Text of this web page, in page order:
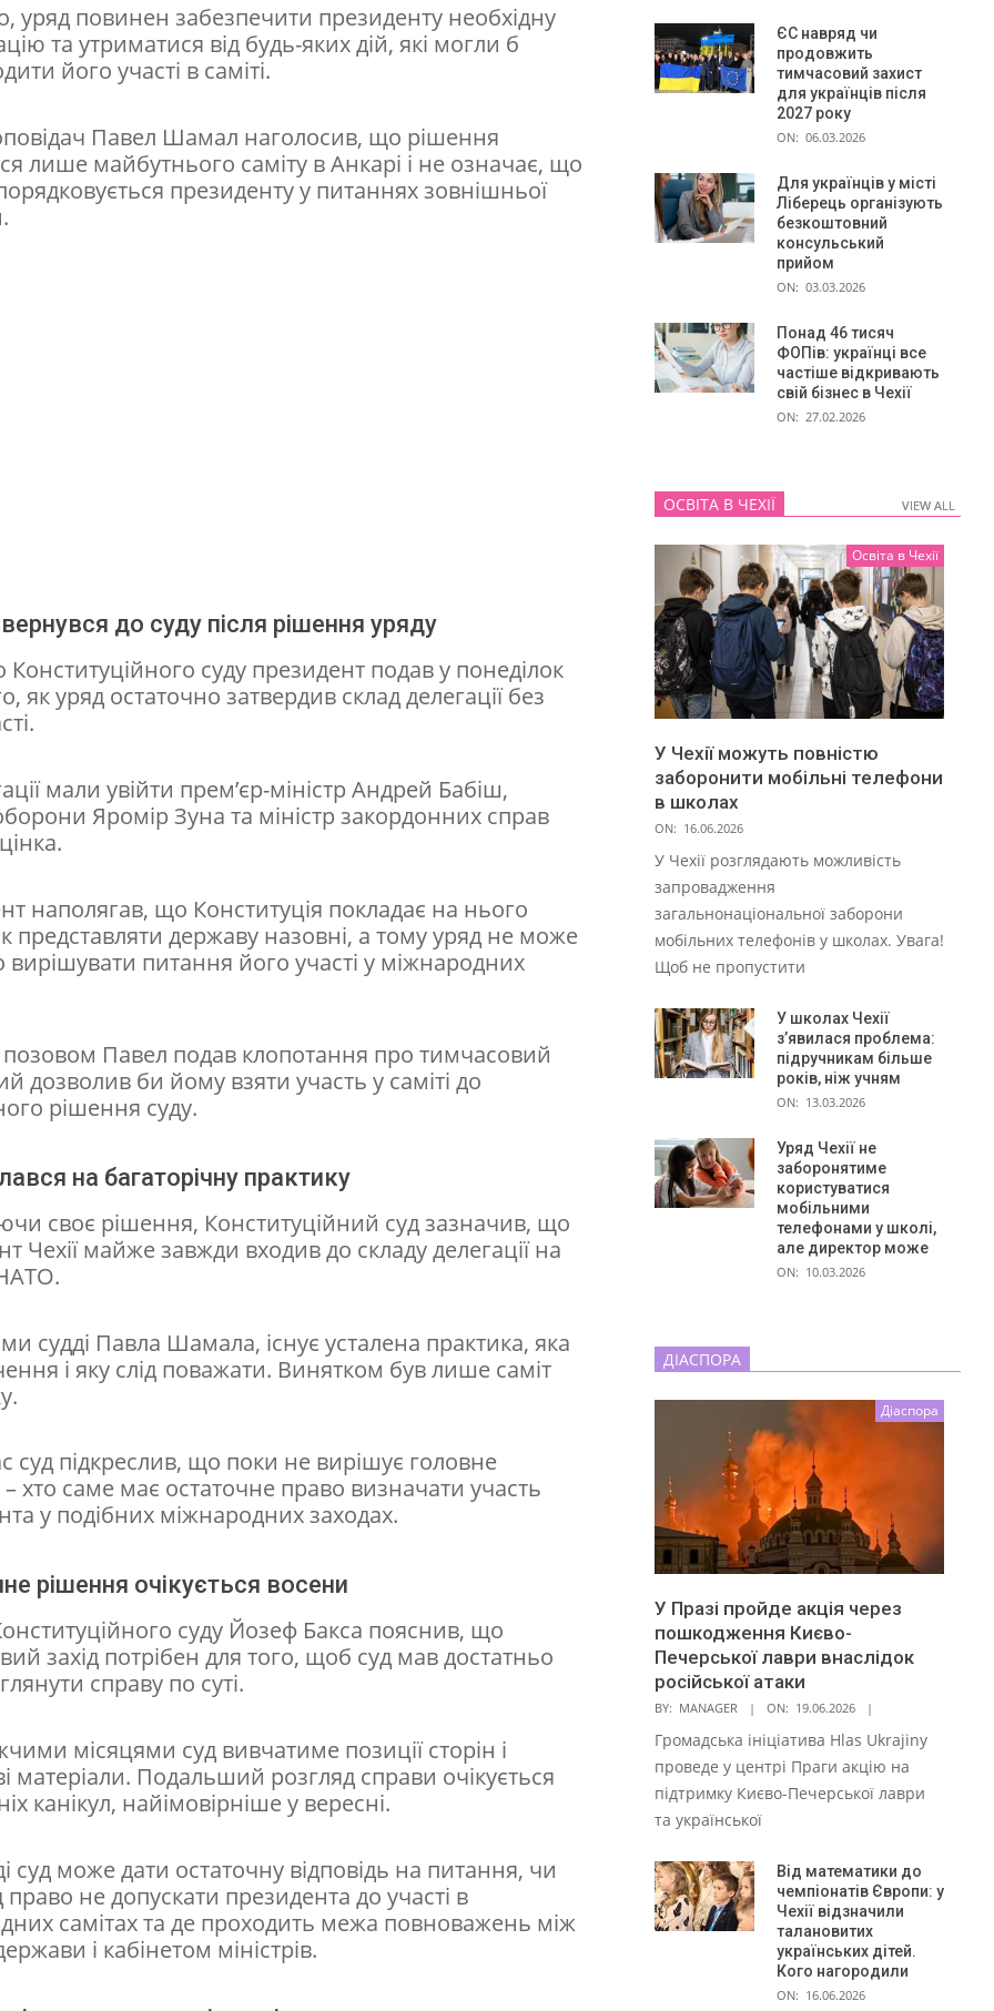
уряд повинен забезпечити президенту необхідну
та утриматися від будь-яких дій, які могли б
його участі в саміті.
Павел Шамал наголосив, що рішення
лише майбутнього саміту в Анкарі і не означає, що
президенту у питаннях зовнішньої
до суду після рішення уряду
Конституційного суду президент подав у понеділок
як уряд остаточно затвердив склад делегації без
мали увійти прем’єр-міністр Андрей Бабіш,
Яромір Зуна та міністр закордонних справ
наполягав, що Конституція покладає на нього
представляти державу назовні, а тому уряд не може
вирішувати питання його участі у міжнародних
позовом Павел подав клопотання про тимчасовий
дозволив би йому взяти участь у саміті до
рішення суду.
на багаторічну практику
своє рішення, Конституційний суд зазначив, що
Чехії майже завжди входив до складу делегації на
судді Павла Шамала, існує усталена практика, яка
і яку слід поважати. Винятком був лише саміт
суд підкреслив, що поки не вирішує головне
хто саме має остаточне право визначати участь
у подібних міжнародних заходах.
рішення очікується восени
суду Йозеф Бакса пояснив, що
захід потрібен для того, щоб суд мав достатньо
справу по суті.
місяцями суд вивчатиме позиції сторін і
матеріали. Подальший розгляд справи очікується
канікул, найімовірніше у вересні.
суд може дати остаточну відповідь на питання, чи
не допускати президента до участі в
самітах та де проходить межа повноважень між
і кабінетом міністрів.
ЄС навряд чи
продовжить
тимчасовий захист
для українців після
2027 року
ON: 06.03.2026
Для українців у місті
Ліберець організують
безкоштовний
консульський
прийом
ON: 03.03.2026
Понад 46 тисяч
ФОПів: українці все
частіше відкривають
свій бізнес в Чехії
ON: 27.02.2026
ОСВІТА В ЧЕХІЇ VIEW ALL
Освіта в Чехії
У Чехії можуть повністю
заборонити мобільні телефони
в школах
ON: 16.06.2026
У Чехії розглядають можливість
запровадження
загальнонаціональної заборони
мобільних телефонів у школах. Увага!
Щоб не пропустити
У школах Чехії
з’явилася проблема:
підручникам більше
років, ніж учням
ON: 13.03.2026
Уряд Чехії не
заборонятиме
користуватися
мобільними
телефонами у школі,
але директор може
ON: 10.03.2026
VIEW ALL
ДІАСПОРА
Діаспора
У Празі пройде акція через
пошкодження Києво-
Печерської лаври внаслідок
російської атаки
BY: MANAGER ON: 19.06.2026
Громадська ініціатива Hlas Ukrajiny
проведе у центрі Праги акцію на
підтримку Києво-Печерської лаври
та української
Від математики до
чемпіонатів Європи: у
Чехії відзначили
талановитих
українських дітей.
Кого нагородили
ON: 16.06.2026